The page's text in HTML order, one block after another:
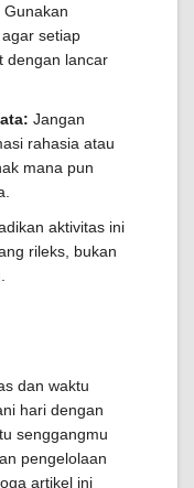
Gunakan
setiap
dengan lancar
Jangan
rahasia atau
mana pun
aktivitas ini
rileks, bukan
dan waktu
hari dengan
senggangmu
pengelolaan
artikel ini